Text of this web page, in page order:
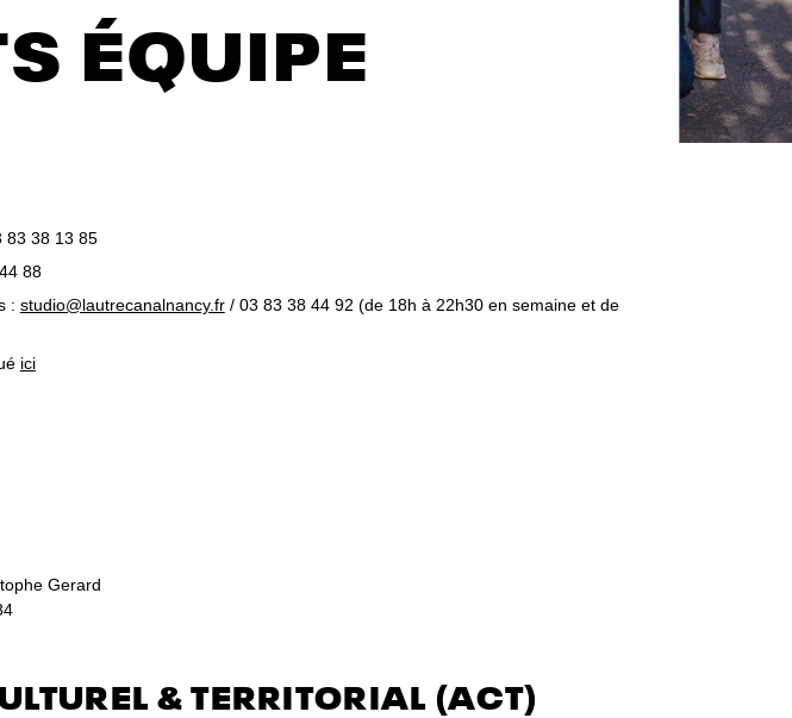
ÉQUIPE
38 13 85
88
: studio@lautrecanalnancy.fr/ 03 83 38 44 92 (de 18h à 22h30 en semaine et de
ici
Gerard
& TERRITORIAL (ACT)